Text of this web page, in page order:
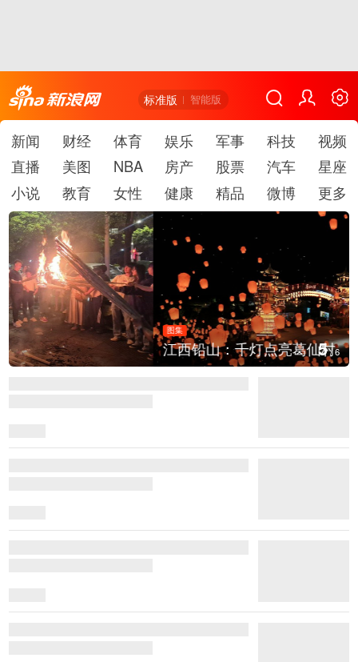
标准版 智能版
新闻 财经 体育 娱乐 军事 科技
视频
直播
美图 NBA 房产 股票 汽车
星座
小说
教育 女性 健康 精品 微博 更多
图集
江西铅山：千灯点亮葛仙村 5/6